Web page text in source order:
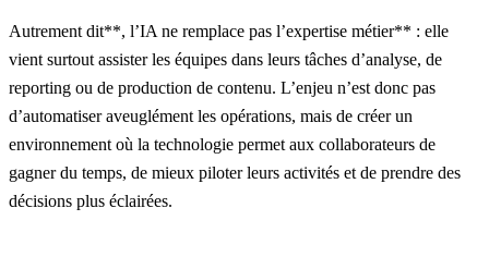
Autrement dit**, l’IA ne remplace pas l’expertise métier** : elle
vient surtout assister les équipes dans leurs tâches d’analyse, de
reporting ou de production de contenu. L’enjeu n’est donc pas
d’automatiser aveuglément les opérations, mais de créer un
environnement où la technologie permet aux collaborateurs de
gagner du temps, de mieux piloter leurs activités et de prendre des
décisions plus éclairées.